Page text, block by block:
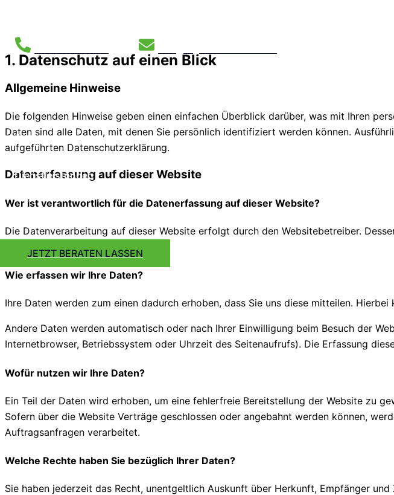
Über uns
Dienstleistungen
JETZT BERATEN LASSEN
1. Datenschutz auf einen Blick
Allgemeine Hinweise
Die folgenden Hinweise geben einen einfachen Überblick darüber, was mit Ihren
Daten sind alle Daten, mit denen Sie persönlich identifiziert werden können.
aufgeführten Datenschutzerklärung.
Datenerfassung auf dieser Website
Wer ist verantwortlich für die Datenerfassung auf dieser Website?
Die Datenverarbeitung auf dieser Website erfolgt durch den Websitebetreiber.
Wie erfassen wir Ihre Daten?
Ihre Daten werden zum einen dadurch erhoben, dass Sie uns diese mitteilen.
Andere Daten werden automatisch oder nach Ihrer Einwilligung beim Besuch der
Internetbrowser, Betriebssystem oder Uhrzeit des Seitenaufrufs). Die Erfassung
Wofür nutzen wir Ihre Daten?
Ein Teil der Daten wird erhoben, um eine fehlerfreie Bereitstellung der Website zu
Sofern über die Website Verträge geschlossen oder angebahnt werden können,
Auftragsanfragen verarbeitet.
Welche Rechte haben Sie bezüglich Ihrer Daten?
Sie haben jederzeit das Recht, unentgeltlich Auskunft über Herkunft, Empfänger